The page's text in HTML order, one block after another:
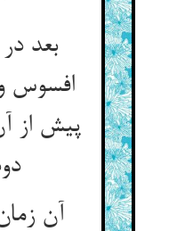
بعد
افسوس
پیش از
دود سیاه
آن